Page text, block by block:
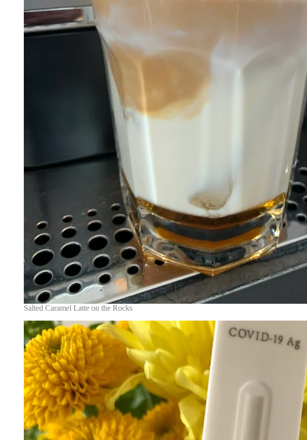
Salted Caramel Latte on the Rocks